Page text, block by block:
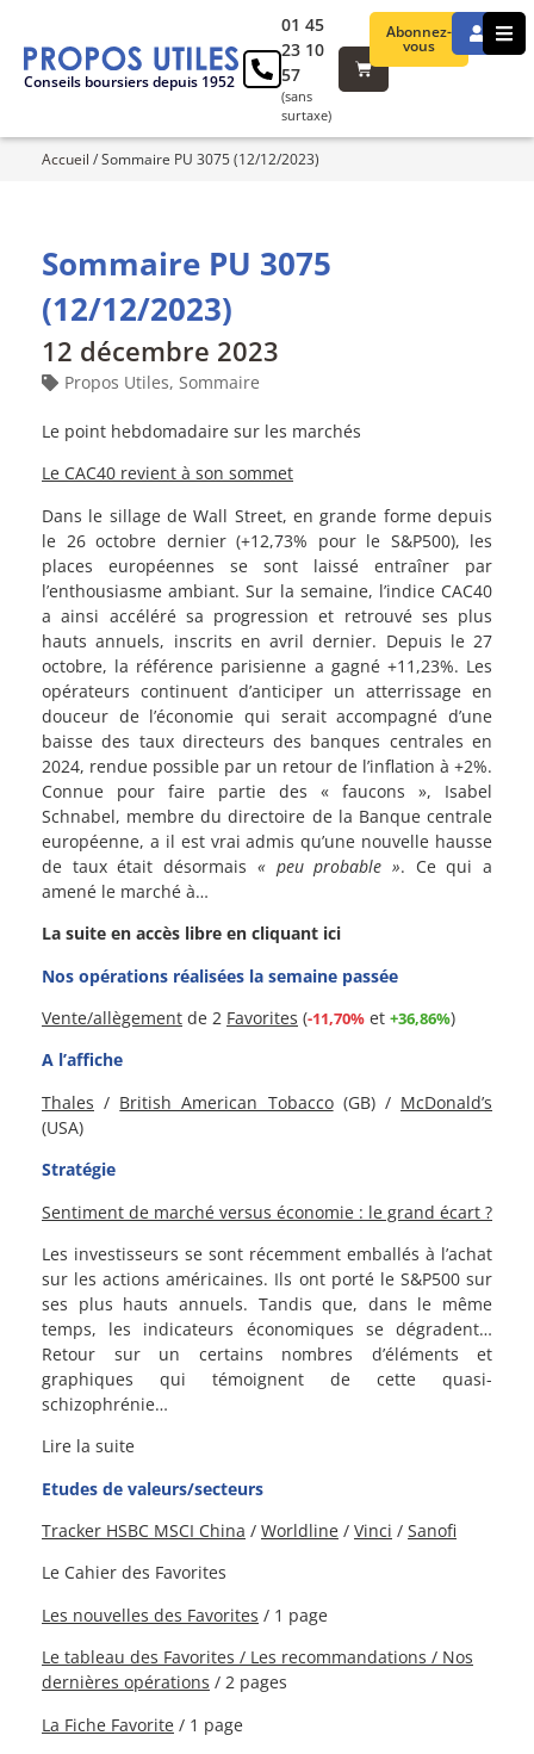
Conseils boursiers depuis 1952
Abonnez-
vous
01 45
23 10
57
(sans
surtaxe)
Accueil /Sommaire PU 3075 (12/12/2023)
Sommaire PU 3075
(12/12/2023)
12 décembre 2023
Propos Utiles, Sommaire
Le point hebdomadaire sur les marchés
Le CAC40 revient à son sommet
Dans le sillage de Wall Street, en grande forme depuis
le 26 octobre dernier (+12,73% pour le S&P500), les
places européennes se sont laissé entraîner par
l’enthousiasme ambiant. Sur la semaine, l’indice CAC40
a ainsi accéléré sa progression et retrouvé ses plus
hauts annuels, inscrits en avril dernier. Depuis le 27
octobre, la référence parisienne a gagné +11,23%. Les
opérateurs continuent d’anticiper un atterrissage en
douceur de l’économie qui serait accompagné d’une
baisse des taux directeurs des banques centrales en
2024, rendue possible par un retour de l’inflation à +2%.
Connue pour faire partie des « faucons », Isabel
Schnabel, membre du directoire de la Banque centrale
européenne, a il est vrai admis qu’une nouvelle hausse
de taux était désormais « peu probable ». Ce qui a
amené le marché à…
La suite en accès libre en cliquant ici
Nos opérations réalisées la semaine passée
Vente/allègement de 2 Favorites (-11,70% et +36,86%)
A l’affiche
Thales / British American Tobacco(GB) / McDonald’s
(USA)
Stratégie
Sentiment de marché versus économie : le grand écart ?
Les investisseurs se sont récemment emballés à l’achat
sur les actions américaines. Ils ont porté le S&P500 sur
ses plus hauts annuels. Tandis que, dans le même
temps, les indicateurs économiques se dégradent…
Retour sur un certains nombres d’éléments et
graphiques qui témoignent de cette quasi-
schizophrénie…
Lire la suite
Etudes de valeurs/secteurs
Tracker HSBC MSCI China / Worldline / Vinci / Sanofi
Le Cahier des Favorites
Les nouvelles des Favorites / 1 page
Le tableau des Favorites / Les recommandations / Nos
dernières opérations / 2 pages
La Fiche Favorite / 1 page